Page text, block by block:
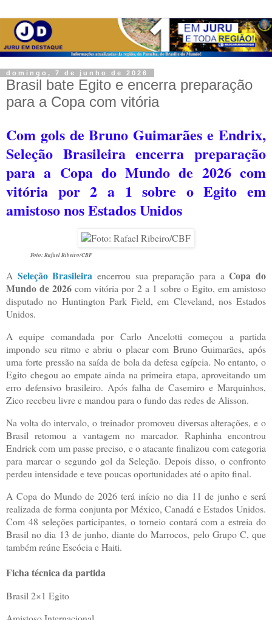
domingo, 7 de junho de 2026
Brasil bate Egito e encerra preparação
para a Copa com vitória
Com gols de Bruno Guimarães e Endrix,
Seleção Brasileira encerra preparação
para a Copa do Mundo de 2026 com
vitória por 2 a 1 sobre o Egito em
amistoso nos Estados Unidos
Foto: Rafael Ribeiro/CBF
A Seleção Brasileira encerrou sua preparação para aCopa do
Mundo de 2026 com vitória por 2 a 1 sobre o Egito, em amistoso
disputado no Huntington Park Field, em Cleveland, nos Estados
Unidos.
A equipe comandada por Carlo Ancelotti começou a partida
impondo seu ritmo e abriu o placar com Bruno Guimarães, após
uma forte pressão na saída de bola da defesa egípcia. No entanto, o
Egito chegou ao empate ainda na primeira etapa, aproveitando um
erro defensivo brasileiro. Após falha de Casemiro e Marquinhos,
Zico recebeu livre e mandou para o fundo das redes de Alisson.
Na volta do intervalo, o treinador promoveu diversas alterações, e o
Brasil retomou a vantagem no marcador. Raphinha encontrou
Endrick com um passe preciso, e o atacante finalizou com categoria
para marcar o segundo gol da Seleção. Depois disso, o confronto
perdeu intensidade e teve poucas oportunidades até o apito final.
A Copa do Mundo de 2026 terá início no dia 11 de junho e será
realizada de forma conjunta por México, Canadá e Estados Unidos.
Com 48 seleções participantes, o torneio contará com a estreia do
Brasil no dia 13 de junho, diante do Marrocos, pelo Grupo C, que
também reúne Escócia e Haiti.
Ficha técnica da partida
Brasil 2×1 Egito